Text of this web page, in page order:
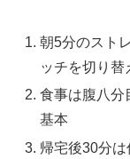
朝5分のスト
ッチを切り替
食事は腹八
基本
帰宅後30分